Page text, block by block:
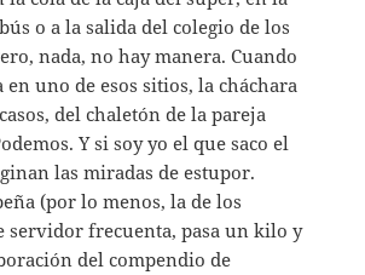
o a la salida del colegio de los
nada, no hay manera. Cuando
en uno de esos sitios, la cháchara
del chaletón de la pareja
Y si soy yo el que saco el
las miradas de estupor.
(por lo menos, la de los
servidor frecuenta, pasa un kilo y
del compendio de